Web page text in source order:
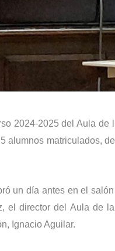
2024-2025 del Aula
alumnos matriculados,
un día antes en el
el director del Aula de
Ignacio Aguilar.